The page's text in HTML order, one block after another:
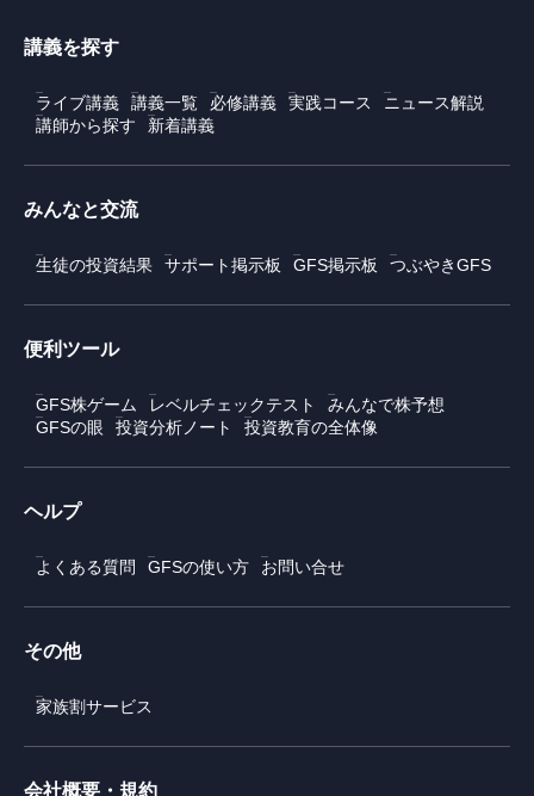
講義を探す
ライブ講義 講義一覧 必修講義 実践コース
ニュース解説
講師から探す
新着講義
みんなと交流
生徒の投資結果 サポート掲示板 GFS掲示板 つぶやきGFS
便利ツール
GFS株ゲーム レベルチェックテスト
みんなで株予想
GFSの眼
投資分析ノート 投資教育の全体像
ヘルプ
よくある質問 GFSの使い方 お問い合せ
その他
家族割サービス
会社概要・規約